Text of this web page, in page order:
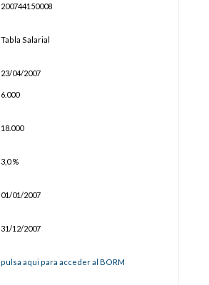
200744150008
Tabla Salarial
23/04/2007
6.000
18.000
3,0 %
01/01/2007
31/12/2007
pulsa aqui para acceder al BORM